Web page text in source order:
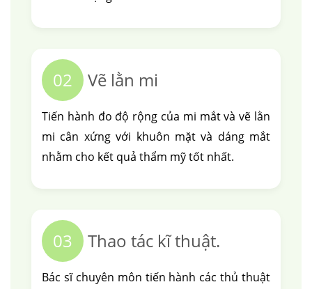
đặt túi ngực
nâng ngực
02 Vẽ lằn mi
Tiến hành đo độ rộng của mi mắt và vẽ lằn
mi cân xứng với khuôn mặt và dáng mắt
nhằm cho kết quả thẩm mỹ tốt nhất.
03 Thao tác kĩ thuật.
Bác sĩ chuyên môn tiến hành các thủ thuật